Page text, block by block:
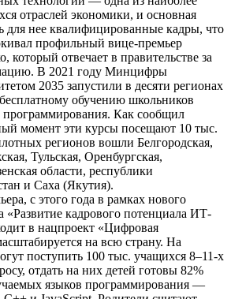
отраслей экономики, и основная
для нее квалифицированные кадры, что
профильный вице-премьер
отвечает в правительстве за
В 2021 году Минцифры
2035 запустили в десяти регионах
обучению школьников
Как сообщил
момент эти курсы посещают 10 тыс.
регионов вошли Белгородская,
Тульская, Оренбургская,
области, республики
и Саха (Якутия).
с этого года в рамках нового
«Развитие кадрового потенциала ИТ-
в нацпроект «Цифровая
на всю страну. На
поступить 100 тыс. учащихся 8–11-х
отдать на них детей готовы 82%
языков программирования —